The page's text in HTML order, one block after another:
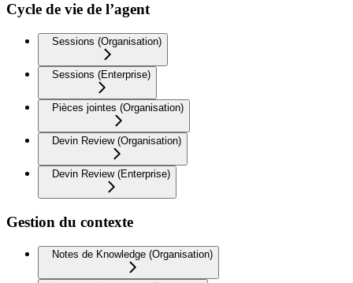
Cycle de vie de l’agent
Sessions (Organisation)
Sessions (Enterprise)
Pièces jointes (Organisation)
Devin Review (Organisation)
Devin Review (Enterprise)
Gestion du contexte
Notes de Knowledge (Organisation)